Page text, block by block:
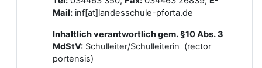
Mail: inf[at]landesschule-pforta.de
Inhaltlich verantwortlich gem.§10 Abs. 3
MdStV: Schulleiter/Schulleiterin (rector
portensis)